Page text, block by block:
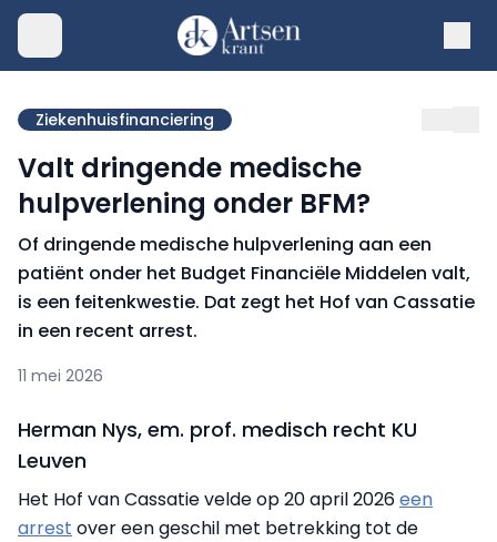
Ziekenhuisfinanciering
Valt dringende medische
hulpverlening onder BFM?
Of dringende medische hulpverlening aan een
patiënt onder het Budget Financiële Middelen valt,
is een feitenkwestie. Dat zegt het Hof van Cassatie
in een recent arrest.
11 mei 2026
Herman Nys, em. prof. medisch recht KU
Leuven
Het Hof van Cassatie velde op 20 april 2026een
arrest over een geschil met betrekking tot de